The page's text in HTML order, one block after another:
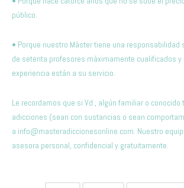
público.
• Porque nuestro Máster tiene una responsabilidad
de setenta profesores máximamente cualificados y
experiencia están a su servicio.
Le recordamos que si Vd., algún familiar o
adicciones (sean con sustancias o sean
a info@masteradiccionesonline.com. Nuestro
asesora personal, confidencial y gratuitamente.